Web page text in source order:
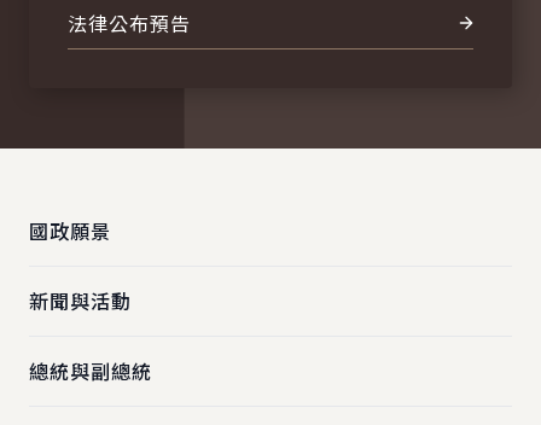
法律公布預告
國政願景
新聞與活動
總統與副總統